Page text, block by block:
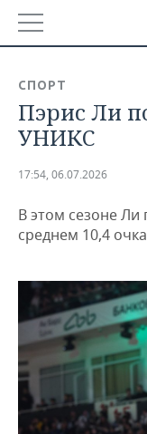
БАШКОРТОСТАН
ТАТАРСТАН
НОВОСТИ
АНАЛИТИКА
ДЕКЛАРАЦИИ О
ВУЗЫ
КОМУ
ТОРГОВЫЕ
ТАТАРСТАНА
НОВОСТИ
БАНКИ
БЮДЖЕТ
ИНВЕСТИЦИИ
АГРОПРОМ
НЕФТЕХИМИЯ
НОВОСТИ
АВТО
НОВОСТИ АВТО
БИЗНЕС
НОВОСТИ
ТЕХНОЛОГИИ
СПОРТ
Пэрис Ли
УНИКС
17:54, 06.07.2026
В этом сезоне Ли
среднем 10,4 очка